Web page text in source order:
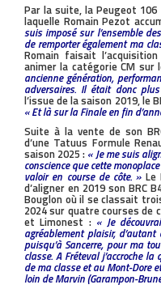
Par la suite, la Peugeot
laquelle Romain Pezot
suis imposé sur l’ensemble
de remporter également ma
Romain faisait
animer la catégorie CM sur
ancienne génération,
adversaires. Il était donc
l’issue de la saison 2019, le
« Et là sur la Finale en fin
Suite à la vente de son
d’une Tatuus Formule
saison 2025 : « Je me suis
conscience que cette
valoir en course de côte. »Le
d’aligner en 2019 son BRC
Bouglon où il se classait
2024 sur quatre courses de
et Limonest : « Je
agréablement plaisir,
puisqu’à Sancerre, pour ma
classe. A Fréteval j’accroche
de ma classe et au Mont-Dore
loin de Marvin (Garampon-